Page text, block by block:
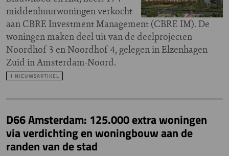
middenhuurwoningen verkocht
aan CBRE Investment Management (CBRE IM). De
woningen maken deel uit van de deelprojecten
Noordhof 3 en Noordhof 4, gelegen in Elzenhagen
Zuid in Amsterdam-Noord.
1 NIEUWSARTIKEL
D66 Amsterdam: 125.000 extra woningen
via verdichting en woningbouw aan de
randen van de stad